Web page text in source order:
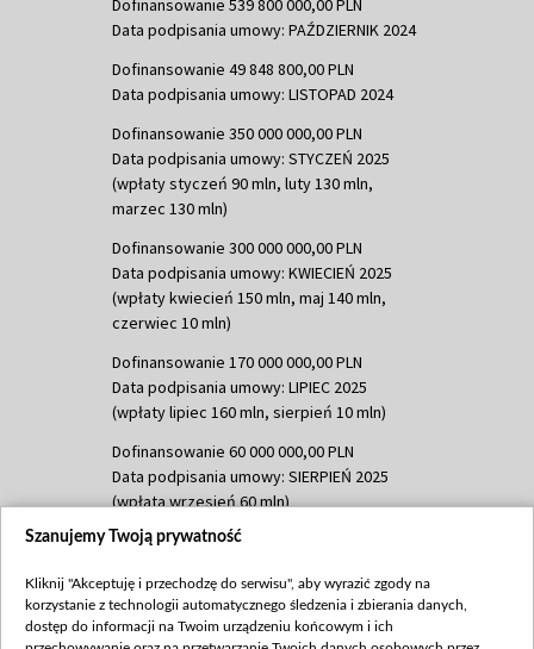
Dofinansowanie 539 800 000,00 PLN
Data podpisania umowy: PAŹDZIERNIK 2024
Dofinansowanie 49 848 800,00 PLN
Data podpisania umowy: LISTOPAD 2024
Dofinansowanie 350 000 000,00 PLN
Data podpisania umowy: STYCZEŃ 2025
(wpłaty styczeń 90 mln, luty 130 mln,
marzec 130 mln)
Dofinansowanie 300 000 000,00 PLN
Data podpisania umowy: KWIECIEŃ 2025
(wpłaty kwiecień 150 mln, maj 140 mln,
czerwiec 10 mln)
Dofinansowanie 170 000 000,00 PLN
Data podpisania umowy: LIPIEC 2025
(wpłaty lipiec 160 mln, sierpień 10 mln)
Dofinansowanie 60 000 000,00 PLN
Data podpisania umowy: SIERPIEŃ 2025
(wpłata wrzesień 60 mln)
Dofinansowanie 635 783 051,21 PLN
(wpłata wrzesień 100 mln, październik 350
mln, listopad 265 mln)
Szanujemy Twoją prywatność
Kliknij "Akceptuję i przechodzę do serwisu", aby wyrazić zgody na
korzystanie z technologii automatycznego śledzenia i zbierania danych,
dostęp do informacji na Twoim urządzeniu końcowym i ich